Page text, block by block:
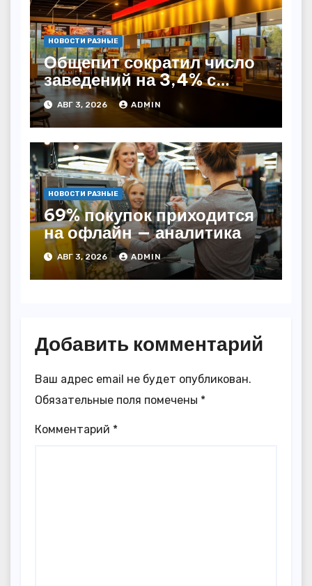
НОВОСТИ РАЗНЫЕ
Общепит сократил число
заведений на 3,4% с
начала года — INFOLine
АВГ 3, 2026 ADMIN
НОВОСТИ РАЗНЫЕ
69% покупок приходится
на офлайн — аналитика
АВГ 3, 2026 ADMIN
Добавить комментарий
Ваш адрес email не будет опубликован.
Обязательные поля помечены *
Комментарий *